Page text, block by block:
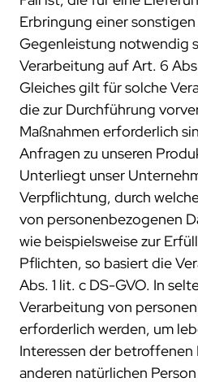
Erbringung einer
Gegenleistung notwendig
Verarbeitung auf Art. 6
Gleiches gilt für solche
die zur Durchführung
Maßnahmen erforderlich
Anfragen zu unseren
Unterliegt unser
Verpflichtung, durch
von personenbezogenen
wie beispielsweise zur
Pflichten, so basiert die
Abs. 1 lit. c DS-GVO. In
Verarbeitung von
erforderlich werden, um
Interessen der betroffenen
anderen natürlichen